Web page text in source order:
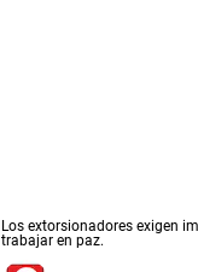
Los extorsionadores exigen
trabajar en paz.